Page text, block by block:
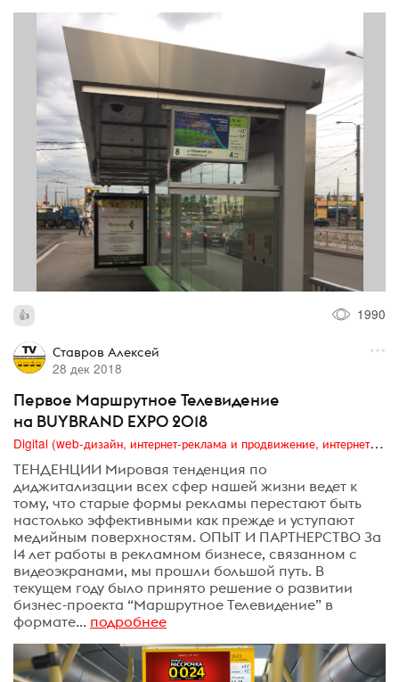
1990
Ставров Алексей
28 дек 2018
Первое Маршрутное Телевидение
на BUYBRAND EXPO 2018
Digital (web-дизайн, интернет-реклама и продвижение, интернет-сообщества и блоги, интернет-коммуникации, мобильный маркетинг, реклама на цифровых экранах)
ТЕНДЕНЦИИ Мировая тенденция по
диджитализации всех сфер нашей жизни ведет к
тому, что старые формы рекламы перестают быть
настолько эффективными как прежде и уступают
медийным поверхностям. ОПЫТ И ПАРТНЕРСТВО За
14 лет работы в рекламном бизнесе, связанном с
видеоэкранами, мы прошли большой путь. В
текущем году было принято решение о развитии
бизнес-проекта “Маршрутное Телевидение” в
формате... подробнее